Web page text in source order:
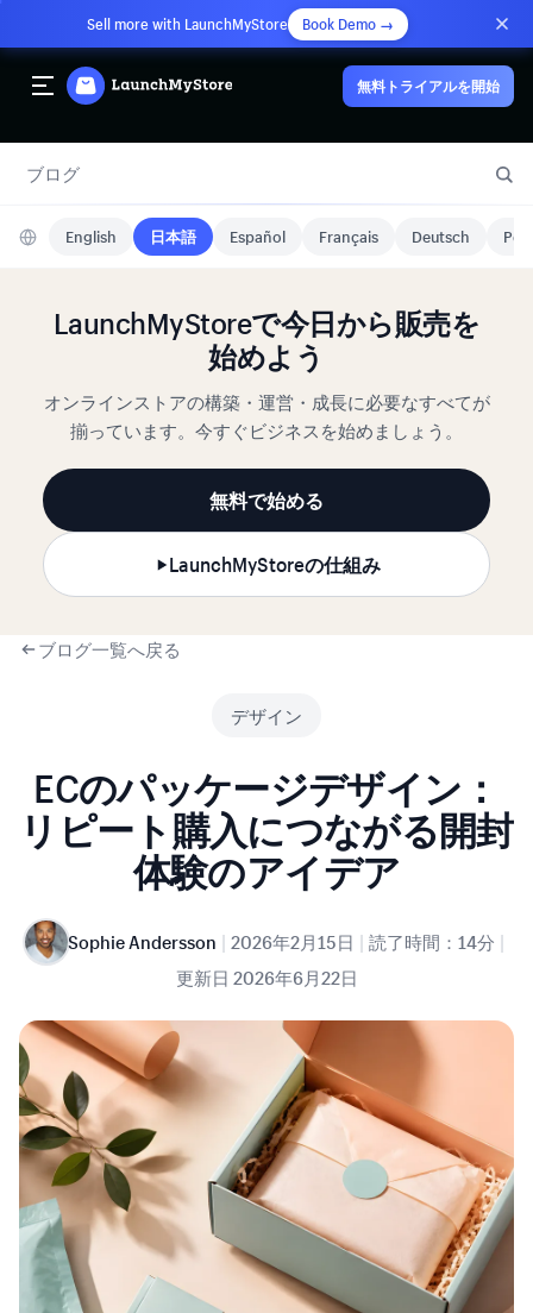
Sell more with LaunchMyStore Book Demo →
無料トライアルを開始
ブログ
English 日本語 Español Français Deutsch
LaunchMyStoreで今日から販売を
始めよう
オンラインストアの構築・運営・成長に必要なすべてが
揃っています。今すぐビジネスを始めましょう。
無料で始める
LaunchMyStoreの仕組み
ブログ一覧へ戻る
デザイン
ECのパッケージデザイン：
リピート購入につながる開封
体験のアイデア
Sophie Andersson | 2026年2月15日 | 読了時間：14分 |
更新日 2026年6月22日